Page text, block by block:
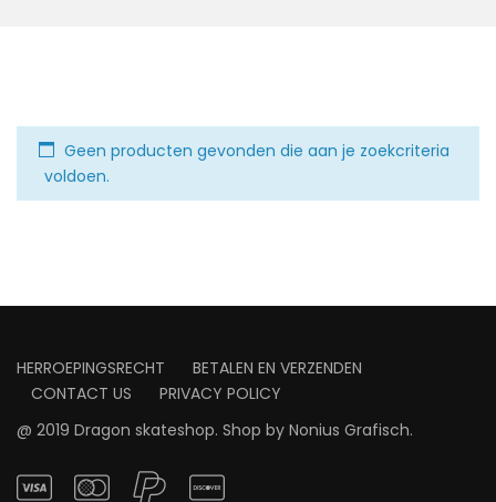
Geen producten gevonden die aan je zoekcriteria
voldoen.
HERROEPINGSRECHT
BETALEN EN VERZENDEN
CONTACT US
PRIVACY POLICY
@ 2019 Dragon skateshop. Shop by Nonius Grafisch.